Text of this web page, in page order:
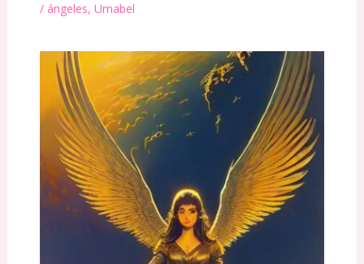
/ ángeles, Umabel